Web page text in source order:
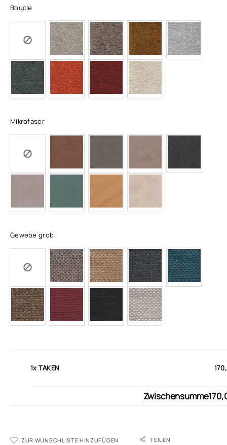
Boucle
Mikrofaser
Gewebe grob
1xTAKEN
Zwischensumme
ZUR WUNSCHLISTE HINZUFÜGEN TEILEN